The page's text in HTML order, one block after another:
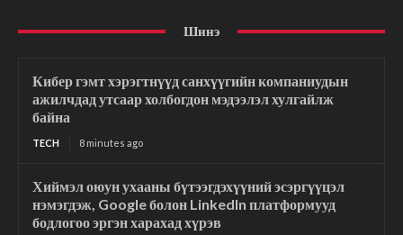
Шинэ
Кибер гэмт хэрэгтнүүд санхүүгийн компаниудын
ажилчдад утсаар холбогдон мэдээлэл хулгайлж
байна
TECH 8 minutes ago
Хиймэл оюун ухааны бүтээгдэхүүний эсэргүүцэл
нэмэгдэж, Google болон LinkedIn платформууд
бодлогоо эргэн харахад хүрэв